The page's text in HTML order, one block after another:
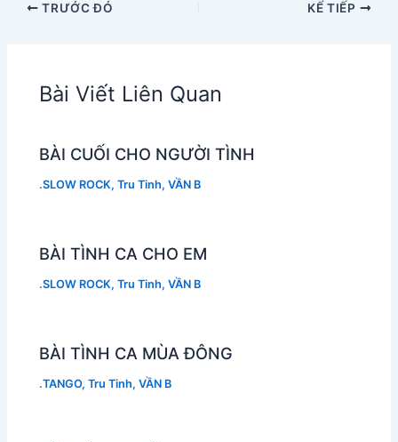
TRƯỚC ĐÓ KẾ TIẾP
Bài Viết Liên Quan
BÀI CUỐI CHO NGƯỜI TÌNH
.SLOW ROCK,Tru Tinh,VẦN B
BÀI TÌNH CA CHO EM
.SLOW ROCK,Tru Tinh,VẦN B
BÀI TÌNH CA MÙA ĐÔNG
.TANGO,Tru Tinh,VẦN B